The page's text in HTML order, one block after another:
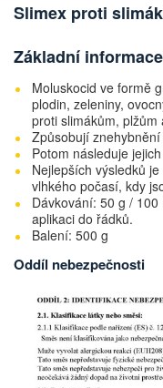
Slimex proti
Základní
Moluskocid ve formě
plodin, zeleniny,
proti slimákům, plžům
Způsobují znehybnění
Potom následuje
Nejlepších výsledků
vlhkého počasí, kdy
Dávkování: 50 g /
aplikaci do řádků.
Balení: 500 g
Oddíl nebezpečnosti